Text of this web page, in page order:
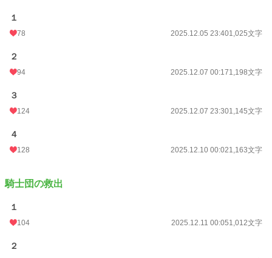
１
78 2025.12.05 23:401,025文字
２
94 2025.12.07 00:171,198文字
３
124 2025.12.07 23:301,145文字
４
128 2025.12.10 00:021,163文字
騎士団の救出
１
104 2025.12.11 00:051,012文字
２